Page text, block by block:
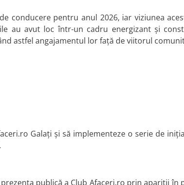
conducere pentru anul 2026, iar viziunea
au avut loc într-un cadru energizant și
astfel angajamentul lor față de viitorul
Galați și să implementeze o serie de
publică a Club Afaceri.ro prin apariții în